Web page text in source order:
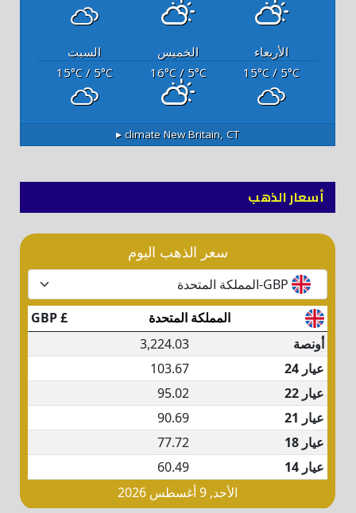
الأربعاء الخميس
السبت
15°C / 5°C
16°C/ 5°C
15°C/ 5°C
New Britain, CT
أسعار الذهب